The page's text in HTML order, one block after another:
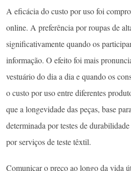
A eficácia do custo por uso foi
online. A preferência por roupas de
significativamente quando os
informação. O efeito foi mais
vestuário do dia a dia e quando os
o custo por uso entre diferentes
que a longevidade das peças, base
determinada por testes de
por serviços de teste têxtil.
Comunicar o preço ao longo da vida